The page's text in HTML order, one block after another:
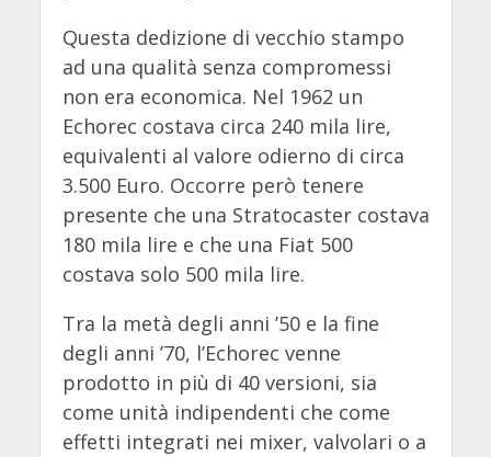
Questa dedizione di vecchio stampo
ad una qualità senza compromessi
non era economica. Nel 1962 un
Echorec costava circa 240 mila lire,
equivalenti al valore odierno di circa
3.500 Euro. Occorre però tenere
presente che una Stratocaster costava
180 mila lire e che una Fiat 500
costava solo 500 mila lire.
Tra la metà degli anni ’50 e la fine
degli anni ’70, l’Echorec venne
prodotto in più di 40 versioni, sia
come unità indipendenti che come
effetti integrati nei mixer, valvolari o a